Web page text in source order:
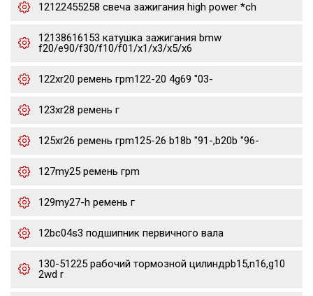
12122455258 свеча зажигания high power *ch
12138616153 катушка зажигания bmw
f20/e90/f30/f10/f01/x1/x3/x5/x6
122xr20 ремень грm122-20 4g69 "03-
123xr28 ремень г
125xr26 ремень грm125-26 b18b "91-,b20b "96-
127my25 ремень грm
129my27-h ремень г
12bc04s3 подшипник первичного вала
130-51225 рабочий тормозной цилиндрb15,n16,g10
2wd r